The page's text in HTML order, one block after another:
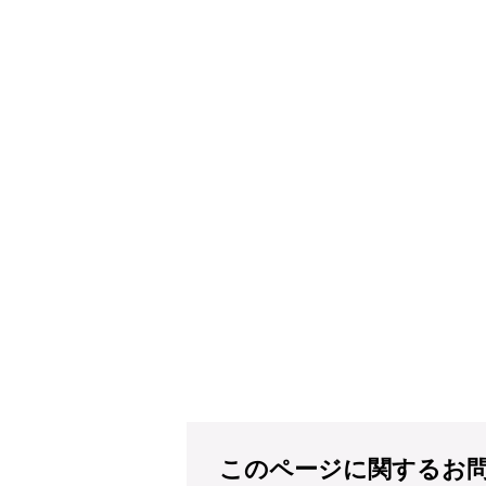
このページに関するお